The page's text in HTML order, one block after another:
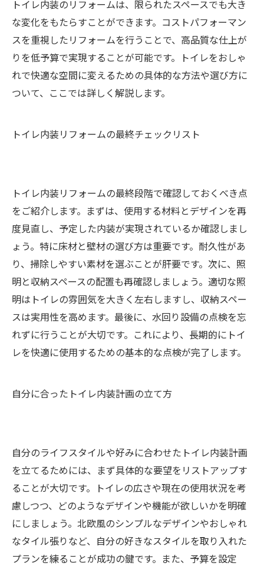
トイレ内装のリフォームは、限られたスペースでも大き
な変化をもたらすことができます。コストパフォーマン
スを重視したリフォームを行うことで、高品質な仕上が
りを低予算で実現することが可能です。トイレをおしゃ
れで快適な空間に変えるための具体的な方法や選び方に
ついて、ここでは詳しく解説します。
トイレ内装リフォームの最終チェックリスト
トイレ内装リフォームの最終段階で確認しておくべき点
をご紹介します。まずは、使用する材料とデザインを再
度見直し、予定した内装が実現されているか確認しまし
ょう。特に床材と壁材の選び方は重要です。耐久性があ
り、掃除しやすい素材を選ぶことが肝要です。次に、照
明と収納スペースの配置も再確認しましょう。適切な照
明はトイレの雰囲気を大きく左右しますし、収納スペー
スは実用性を高めます。最後に、水回り設備の点検を忘
れずに行うことが大切です。これにより、長期的にトイ
レを快適に使用するための基本的な点検が完了します。
自分に合ったトイレ内装計画の立て方
自分のライフスタイルや好みに合わせたトイレ内装計画
を立てるためには、まず具体的な要望をリストアップす
ることが大切です。トイレの広さや現在の使用状況を考
慮しつつ、どのようなデザインや機能が欲しいかを明確
にしましょう。北欧風のシンプルなデザインやおしゃれ
なタイル張りなど、自分の好きなスタイルを取り入れた
プランを練ることが成功の鍵です。また、予算を設定